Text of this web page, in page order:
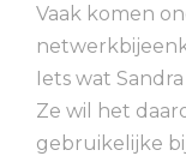
Vaak komen
Iets wat
Ze wil het
gebruikelijke